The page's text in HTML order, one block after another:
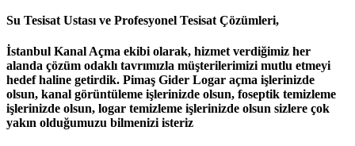
Su Tesisat Ustası ve Profesyonel Tesisat Çözümleri,
İstanbul Kanal Açma ekibi olarak, hizmet verdiğimiz her
alanda çözüm odaklı tavrımızla müşterilerimizi mutlu etmeyi
hedef haline getirdik. Pimaş Gider Logar açma işlerinizde
olsun, kanal görüntüleme işlerinizde olsun, foseptik temizleme
işlerinizde olsun, logar temizleme işlerinizde olsun sizlere çok
yakın olduğumuzu bilmenizi isteriz